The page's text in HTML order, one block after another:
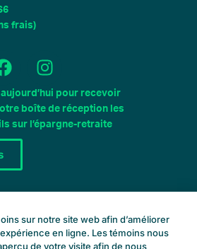
frais)
F
a
c
e
b
o
o
I
n
s
t
a
pour recevoir
boîte de réception les
sur l’épargne-retraite
sur notre site web afin d’améliorer
en ligne. Les témoins nous
de votre visite afin de nous